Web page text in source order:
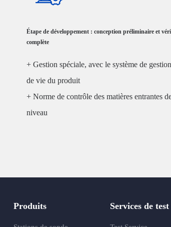
Étape de développement : conception préliminaire et
complète
+ Gestion spéciale, avec le système de
de vie du produit
+ Norme de contrôle des matières entrantes
niveau
Produits Services de test